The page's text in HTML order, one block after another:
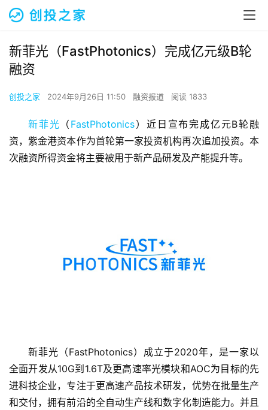
首
新菲光（FastPhotonics）完成亿元级B轮
融资
创投之家 2024年9月26日 11:50 融资报道 阅读 1833
新菲光 （ FastPhotonics）近日宣布完成亿元B轮融
资，紫金港资本作为首轮第一家投资机构再次追加投资。本
次融资所得资金将主要被用于新产品研发及产能提升等。
新菲光（FastPhotonics）成立于2020年，是一家以
全面开发从10G到1.6T及更高速率光模块和AOC为目标的先
进科技企业，专注于更高速产品技术研发，优势在批量生产
和交付，拥有前沿的全自动生产线和数字化制造能力。并且